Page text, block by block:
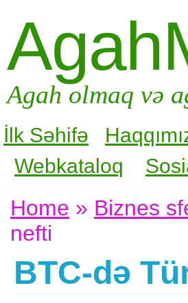
Agah olmaq və
İlk Səhifə
Webkataloq
Home » Biznes
nefti
BTC-də